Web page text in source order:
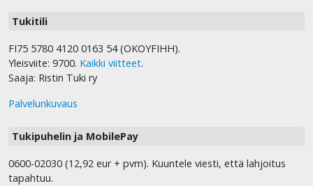
Tukitili
FI75 5780 4120 0163 54 (OKOYFIHH).
Yleisviite: 9700. Kaikki viitteet.
Saaja: Ristin Tuki ry
Palvelunkuvaus
Tukipuhelin ja MobilePay
0600-02030 (12,92 eur + pvm). Kuuntele viesti, että lahjoitus
tapahtuu.